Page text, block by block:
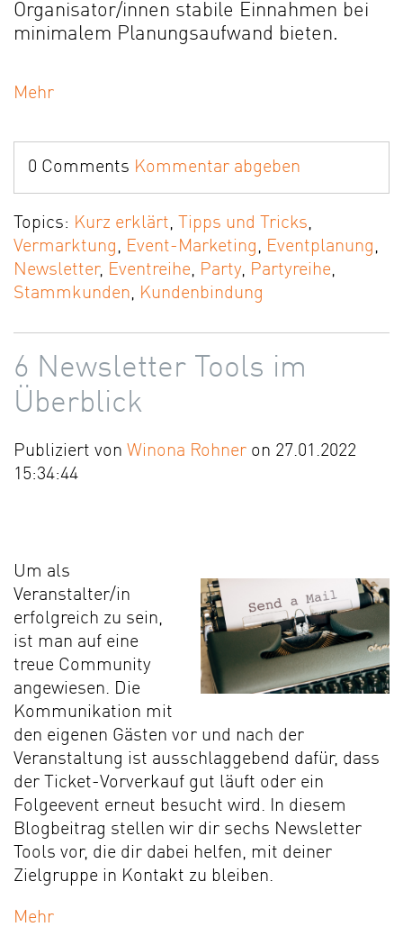
Organisator/innen stabile Einnahmen bei
minimalem Planungsaufwand bieten.
Mehr
0 Comments Kommentar abgeben
Topics: Kurz erklärt, Tipps und Tricks,
Vermarktung, Event-Marketing, Eventplanung,
Newsletter, Eventreihe, Party, Partyreihe,
Stammkunden, Kundenbindung
6 Newsletter Tools im
Überblick
Publiziert von Winona Rohner on 27.01.2022
15:34:44
Um als
Veranstalter/in
erfolgreich zu sein,
ist man auf eine
treue Community
angewiesen. Die
Kommunikation mit
den eigenen Gästen vor und nach der
Veranstaltung ist ausschlaggebend dafür, dass
der Ticket-Vorverkauf gut läuft oder ein
Folgeevent erneut besucht wird. In diesem
Blogbeitrag stellen wir dir sechs Newsletter
Tools vor, die dir dabei helfen, mit deiner
Zielgruppe in Kontakt zu bleiben.
Mehr